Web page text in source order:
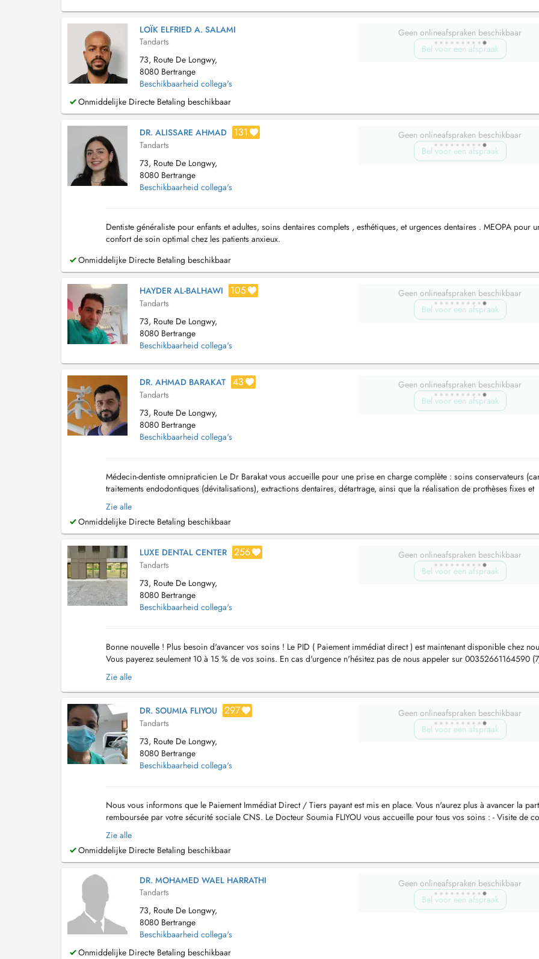
LOÏK ELFRIED A. SALAMI
Tandarts
73, Route De Longwy,
8080 Bertrange
Beschikbaarheid collega's
Geen onlineafspraken beschikbaar
Bel voor een afspraak
Onmiddelijke Directe Betaling beschikbaar
DR. ALISSARE AHMAD 131
Tandarts
73, Route De Longwy,
8080 Bertrange
Beschikbaarheid collega's
Geen onlineafspraken beschikbaar
Bel voor een afspraak
Dentiste généraliste pour enfants et adultes, soins dentaires complets , esthétiques, et urgences dentaires . MEOPA pour
confort de soin optimal chez les patients anxieux.
Onmiddelijke Directe Betaling beschikbaar
HAYDER AL-BALHAWI 105
Tandarts
73, Route De Longwy,
8080 Bertrange
Beschikbaarheid collega's
Geen onlineafspraken beschikbaar
Bel voor een afspraak
DR. AHMAD BARAKAT 43
Tandarts
73, Route De Longwy,
8080 Bertrange
Beschikbaarheid collega's
Geen onlineafspraken beschikbaar
Bel voor een afspraak
Médecin-dentiste omnipraticien Le Dr Barakat vous accueille pour une prise en charge complète : soins conservateurs
traitements endodontiques (dévitalisations), extractions dentaires, détartrage, ainsi que la réalisation de prothèses fixes et
amovibles....
Zie alle
Onmiddelijke Directe Betaling beschikbaar
LUXE DENTAL CENTER 256
Tandarts
73, Route De Longwy,
8080 Bertrange
Beschikbaarheid collega's
Geen onlineafspraken beschikbaar
Bel voor een afspraak
Bonne nouvelle ! Plus besoin d'avancer vos soins ! Le PID ( Paiement immédiat direct ) est maintenant disponible chez
Vous payerez seulement 10 à 15 % de vos soins. En cas d'urgence n'hésitez pas de nous appeler sur 00352661164590
24h) Emergency situation 00352661164590 (7day/week,...
Zie alle
DR. SOUMIA FLIYOU 297
Tandarts
73, Route De Longwy,
8080 Bertrange
Beschikbaarheid collega's
Geen onlineafspraken beschikbaar
Bel voor een afspraak
Nous vous informons que le Paiement Immédiat Direct / Tiers payant est mis en place. Vous n'aurez plus à avancer la
remboursée par votre sécurité sociale CNS. Le Docteur Soumia FLIYOU vous accueille pour tous vos soins : - Visite de
Urgence dentaire (douleur dentaire ou gingiva...
Zie alle
Onmiddelijke Directe Betaling beschikbaar
DR. MOHAMED WAEL HARRATHI
Tandarts
73, Route De Longwy,
8080 Bertrange
Beschikbaarheid collega's
Geen onlineafspraken beschikbaar
Bel voor een afspraak
Onmiddelijke Directe Betaling beschikbaar